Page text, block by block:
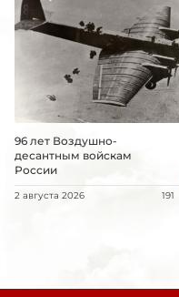
96 лет Воздушно-
десантным войскам
России
2 августа 2026 191